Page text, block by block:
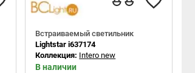
Встраиваемый светильник
Lightstar i637174
Коллекция: Intero new
В наличии